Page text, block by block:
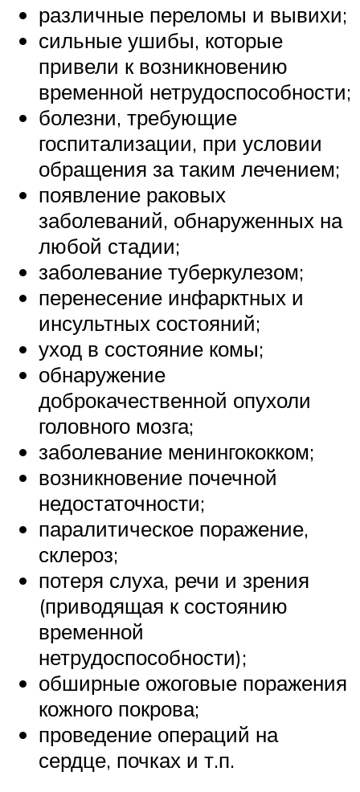
различные переломы и вывихи;
сильные ушибы, которые
привели к возникновению
временной нетрудоспособности;
болезни, требующие
госпитализации, при условии
обращения за таким лечением;
появление раковых
заболеваний, обнаруженных на
любой стадии;
заболевание туберкулезом;
перенесение инфарктных и
инсультных состояний;
уход в состояние комы;
обнаружение
доброкачественной опухоли
головного мозга;
заболевание менингококком;
возникновение почечной
недостаточности;
паралитическое поражение,
склероз;
потеря слуха, речи и зрения
(приводящая к состоянию
временной
нетрудоспособности);
обширные ожоговые поражения
кожного покрова;
проведение операций на
сердце, почках и т.п.